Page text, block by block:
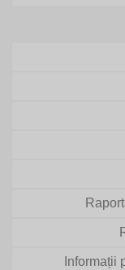
Informații